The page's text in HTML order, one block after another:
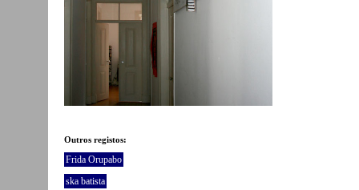
Outros registos:
Frida Orupabo
ska batista